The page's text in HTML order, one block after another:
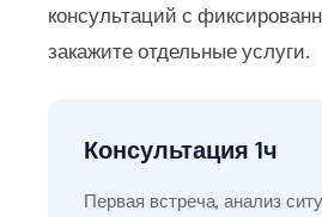
консультаций с
закажите отдельные услуги.
Консультация 1ч
Первая встреча, анализ